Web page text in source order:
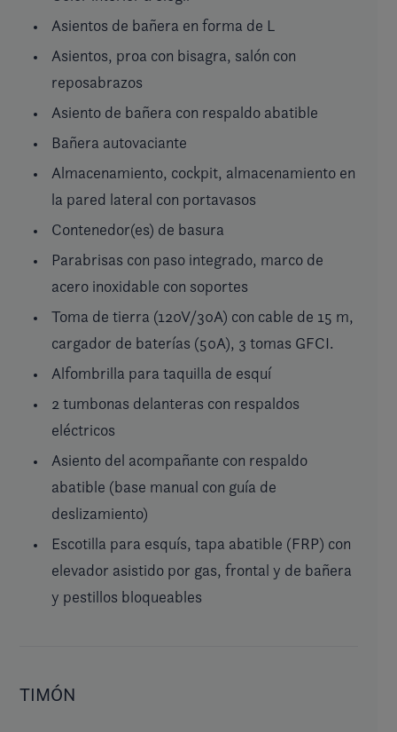
Asientos de bañera en forma de L
Asientos, proa con bisagra, salón con
reposabrazos
Asiento de bañera con respaldo abatible
Bañera autovaciante
Almacenamiento, cockpit, almacenamiento en
la pared lateral con portavasos
Contenedor(es) de basura
Parabrisas con paso integrado, marco de
acero inoxidable con soportes
Toma de tierra (120V/30A) con cable de 15 m,
cargador de baterías (50A), 3 tomas GFCI.
Alfombrilla para taquilla de esquí
2 tumbonas delanteras con respaldos
eléctricos
Asiento del acompañante con respaldo
abatible (base manual con guía de
deslizamiento)
Escotilla para esquís, tapa abatible (FRP) con
elevador asistido por gas, frontal y de bañera
y pestillos bloqueables
TIMÓN